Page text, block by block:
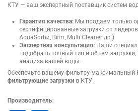
КТУ — ваш экспертный поставщик систем
Гарантия качества: Мы продаем только
сертифицированные загрузки от
AquaSorbи, Birm, Multi Cleaner др.).
Экспертная консультация: Наши
подобрать точный тип и объем загрузки,
анализа вашей воды.
Обеспечьте вашему фильтру максимальный
фильтрующие загрузки в КТУ.
Производитель: